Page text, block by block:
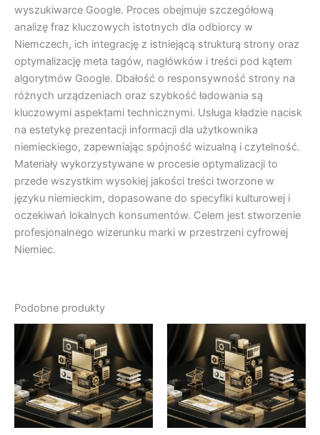
wyszukiwarce Google. Proces obejmuje szczegółową
analizę fraz kluczowych istotnych dla odbiorcy w
Niemczech, ich integrację z istniejącą strukturą strony oraz
optymalizację meta tagów, nagłówków i treści pod kątem
algorytmów Google. Dbałość o responsywność strony na
różnych urządzeniach oraz szybkość ładowania są
kluczowymi aspektami technicznymi. Usługa kładzie nacisk
na estetykę prezentacji informacji dla użytkownika
niemieckiego, zapewniając spójność wizualną i czytelność.
Materiały wykorzystywane w procesie optymalizacji to
przede wszystkim wysokiej jakości treści tworzone w
języku niemieckim, dopasowane do specyfiki kulturowej i
oczekiwań lokalnych konsumentów. Celem jest stworzenie
profesjonalnego wizerunku marki w przestrzeni cyfrowej
Niemiec.
Podobne produkty